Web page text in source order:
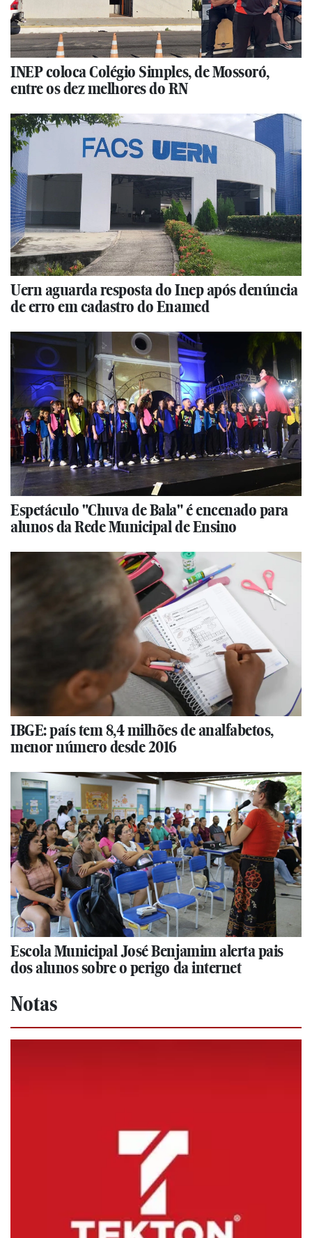
INEP coloca Colégio Simples, de Mossoró,
entre os dez melhores do RN
Uern aguarda resposta do Inep após denúncia
de erro em cadastro do Enamed
Espetáculo "Chuva de Bala" é encenado para
alunos da Rede Municipal de Ensino
IBGE: país tem 8,4 milhões de analfabetos,
menor número desde 2016
Escola Municipal José Benjamim alerta pais
dos alunos sobre o perigo da internet
Notas